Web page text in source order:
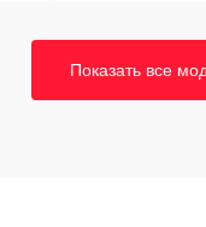
Показать все